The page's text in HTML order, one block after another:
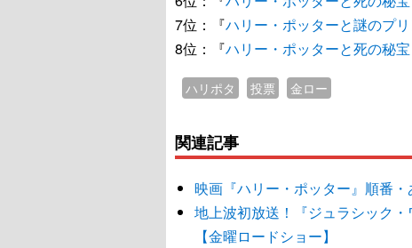
7位：『ハリー・ポッターと謎のプ
8位：『ハリー・ポッターと死の秘
ハリポタ 投票 金ロー
関連記事
映画『ハリー・ポッター』順番
地上波初放送！『ジュラシック
【金曜ロードショー】